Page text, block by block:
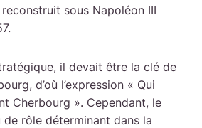
reconstruit sous Napoléon III
il devait être la clé de
d’où l’expression « Qui
Cherbourg ». Cependant, le
de rôle déterminant dans la